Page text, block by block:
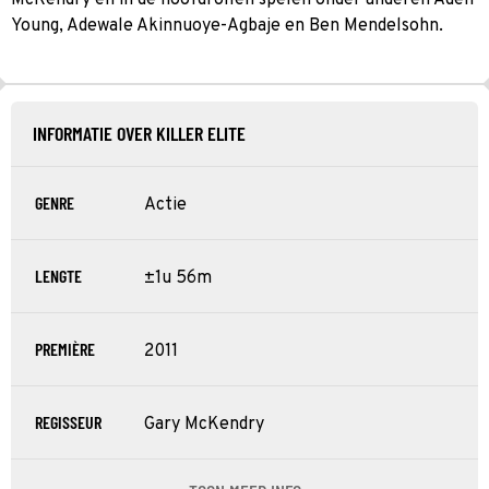
Young, Adewale Akinnuoye-Agbaje en Ben Mendelsohn.
INFORMATIE OVER KILLER ELITE
GENRE Actie
LENGTE ±1u 56m
PREMIÈRE 2011
REGISSEUR Gary McKendry